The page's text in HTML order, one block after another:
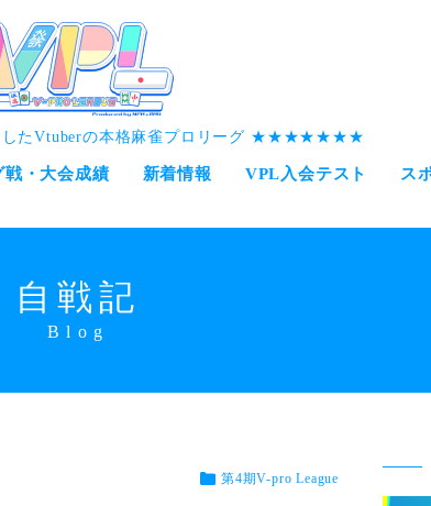
たVtuberの本格麻雀プロリーグ
戦・大会成績 新着情報 VPL入会テスト ス
自戦記
第4期V-pro League